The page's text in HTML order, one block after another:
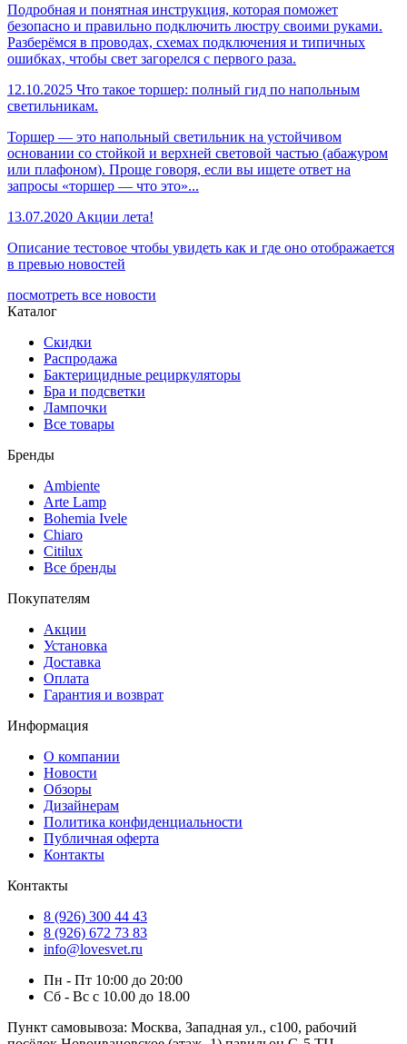
Подробная и понятная инструкция, которая поможет
безопасно и правильно подключить люстру своими руками.
Разберёмся в проводах, схемах подключения и типичных
ошибках, чтобы свет загорелся с первого раза.
12.10.2025 Что такое торшер: полный гид по напольным
светильникам.
Торшер — это напольный светильник на устойчивом
основании со стойкой и верхней световой частью (абажуром
или плафоном). Проще говоря, если вы ищете ответ на
запросы «торшер — что это»...
13.07.2020 Акции лета!
Описание тестовое чтобы увидеть как и где оно отображается
в превью новостей
посмотреть все новости
Каталог
Скидки
Распродажа
Бактерицидные рециркуляторы
Бра и подсветки
Лампочки
Все товары
Бренды
Ambiente
Arte Lamp
Bohemia Ivele
Chiaro
Citilux
Все бренды
Покупателям
Акции
Установка
Доставка
Оплата
Гарантия и возврат
Информация
О компании
Новости
Обзоры
Дизайнерам
Политика конфиденциальности
Публичная оферта
Контакты
Контакты
8 (926) 300 44 43
8 (926) 672 73 83
info@lovesvet.ru
Пн - Пт 10:00 до 20:00
Сб - Вс с 10.00 до 18.00
Пункт самовывоза: Москва, Западная ул., с100, рабочий